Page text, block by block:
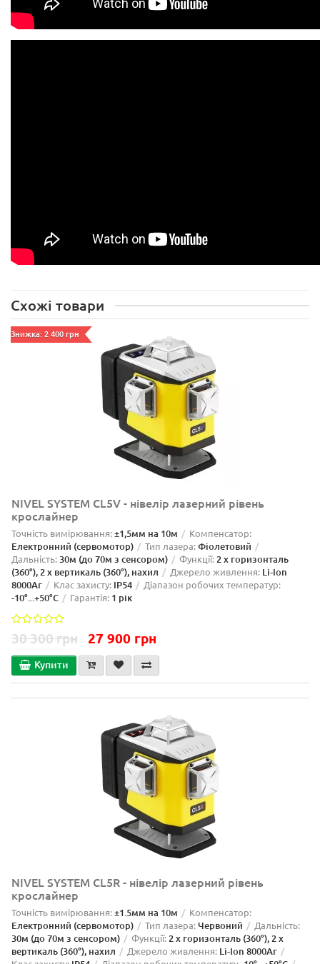
Схожі товари
Знижка: 2 400 грн
NIVEL SYSTEM CL5V - нівелір лазерний рівень
крослайнер
Точність вимірювання:±1,5мм на 10м Компенсатор:
Електронний (сервомотор) Тип лазера:Фіолетовий
Дальність:30м (до 70м з сенсором) Функції:2 x горизонталь
(360°), 2 x вертикаль (360°), нахил
Джерело живлення: Li-Ion
8000Aг
Клас захисту: IP54 Діапазон робочих температур:
-10°...+50°C Гарантія: 1 рік
30 300 грн 27 900 грн
Купити
NIVEL SYSTEM CL5R - нівелір лазерний рівень
крослайнер
Точність вимірювання:±1.5мм на 10м Компенсатор:
Електронний (сервомотор) Тип лазера:Червоний Дальність:
30м (до 70м з сенсором) Функції:2 x горизонталь (360°), 2 x
вертикаль (360°), нахил
Джерело живлення: Li-Ion 8000Aг